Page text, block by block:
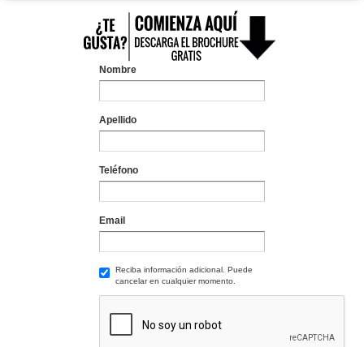
Nombre
Apellido
Teléfono
Email
Reciba información adicional. Puede
cancelar en cualquier momento.